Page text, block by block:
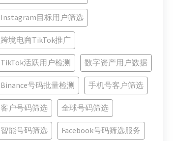
Instagram目标用户筛选
跨境电商TikTok推广
TikTok活跃用户检测 数字资产用户数据
Binance号码批量检测 手机号客户筛选
客户号码筛选 全球号码筛选
智能号码筛选 Facebook号码筛选服务